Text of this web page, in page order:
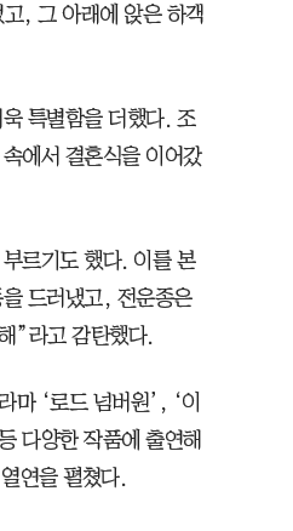
, 그 아래에 앉은 하객
특별함을 더했다. 조
에서 결혼식을 이어갔
르기도 했다. 이를 본
드러냈고, 전운종은
”라고 감탄했다.
마 ‘로드 넘버원’, ‘이
다양한 작품에 출연해
연을 펼쳤다.